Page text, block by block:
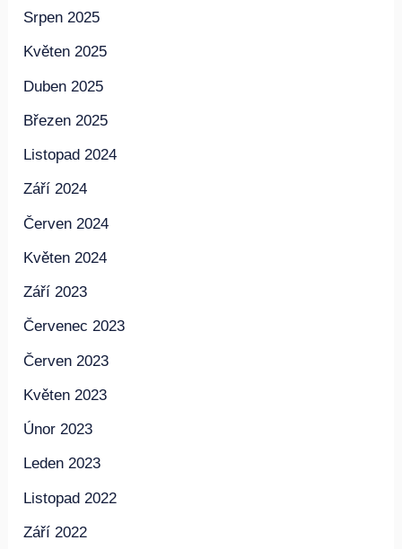
Srpen 2025
Květen 2025
Duben 2025
Březen 2025
Listopad 2024
Září 2024
Červen 2024
Květen 2024
Září 2023
Červenec 2023
Červen 2023
Květen 2023
Únor 2023
Leden 2023
Listopad 2022
Září 2022